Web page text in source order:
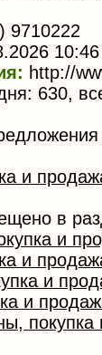
9710222
10:46
http://
630,
и
в
и
и
и
и